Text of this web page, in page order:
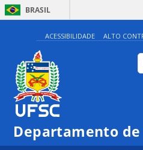
BRASIL
ACESSIBILIDADE ALTO
Departamento